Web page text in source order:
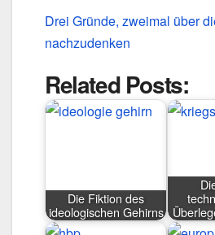
Drei Gründe, zweimal über
nachzudenken
Related Posts:
Die Fiktion des
ideologischen Gehirns